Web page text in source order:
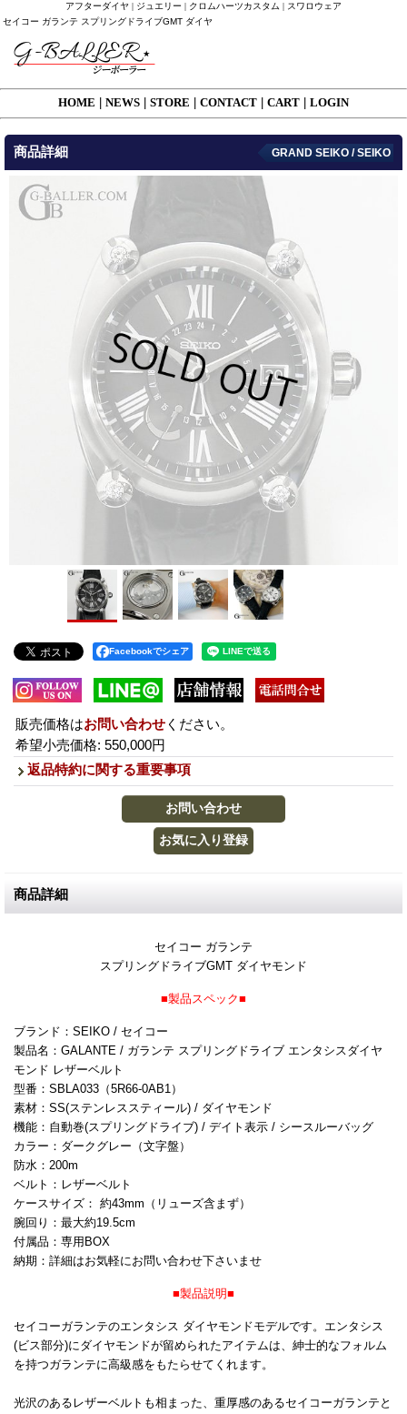
アフターダイヤ | ジュエリー | クロムハーツカスタム | スワロウェア
セイコー ガランテ スプリングドライブGMT ダイヤ
HOME NEWS STORE CONTACT CART LOGIN
商品詳細 GRAND SEIKO / SEIKO
Facebookでシェア
販売価格はお問い合わせ ください。
希望小売価格: 550,000円
返品特約に関する重要事項
商品詳細
セイコー ガランテ
スプリングドライブGMT ダイヤモンド
■製品スペック■
ブランド：SEIKO / セイコー
製品名：GALANTE / ガランテ スプリングドライブ エンタシスダイヤ
モンド レザーベルト
型番：SBLA033（5R66-0AB1）
素材：SS(ステンレススティール) / ダイヤモンド
機能：自動巻(スプリングドライブ) / デイト表示 / シースルーバッグ
カラー：ダークグレー（文字盤）
防水：200m
ベルト：レザーベルト
ケースサイズ： 約43mm（リューズ含まず）
腕回り：最大約19.5cm
付属品：専用BOX
納期：詳細はお気軽にお問い合わせ下さいませ
■製品説明■
セイコーガランテのエンタシス ダイヤモンドモデルです。エンタシス
(ビス部分)にダイヤモンドが留められたアイテムは、紳士的なフォルム
を持つガランテに高級感をもたらせてくれます。
光沢のあるレザーベルトも相まった、重厚感のあるセイコーガランテと